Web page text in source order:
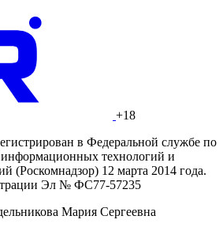
+18
в Федеральной службе по
информационных технологий и
(Роскомнадзор) 12 марта 2014 года.
Эл № ФС77-57235
Мария Сергеевна